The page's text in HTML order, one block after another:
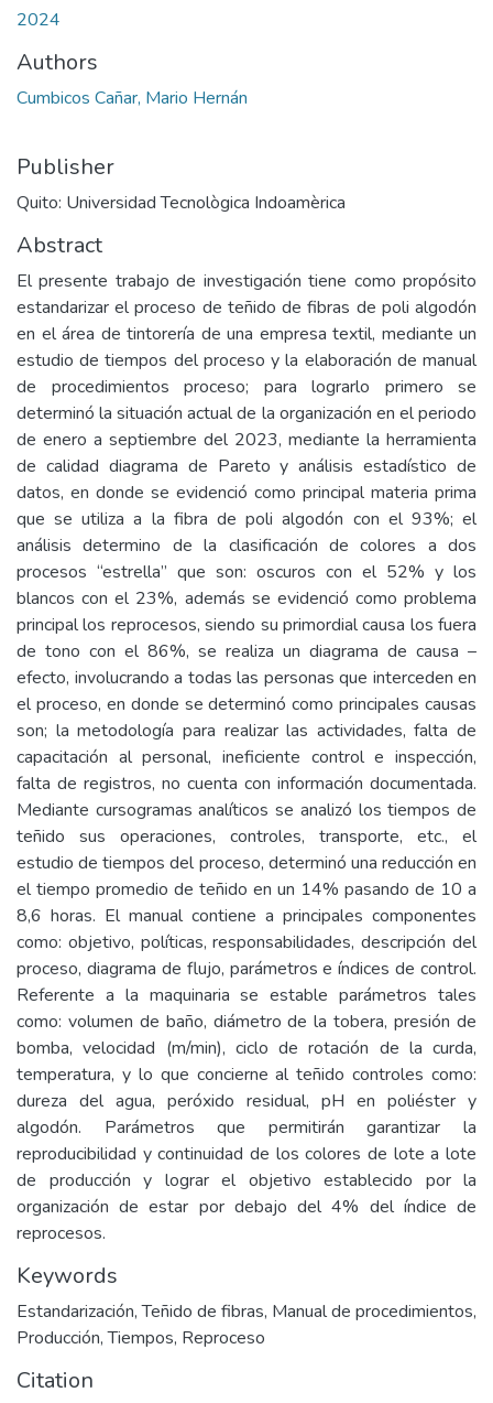
2024
Authors
Cumbicos Cañar, Mario Hernán
Publisher
Quito: Universidad Tecnològica Indoamèrica
Abstract
El presente trabajo de investigación tiene como propósito
estandarizar el proceso de teñido de fibras de poli algodón
en el área de tintorería de una empresa textil, mediante un
estudio de tiempos del proceso y la elaboración de manual
de procedimientos proceso; para lograrlo primero se
determinó la situación actual de la organización en el periodo
de enero a septiembre del 2023, mediante la herramienta
de calidad diagrama de Pareto y análisis estadístico de
datos, en donde se evidenció como principal materia prima
que se utiliza a la fibra de poli algodón con el 93%; el
análisis determino de la clasificación de colores a dos
procesos “estrella” que son: oscuros con el 52% y los
blancos con el 23%, además se evidenció como problema
principal los reprocesos, siendo su primordial causa los fuera
de tono con el 86%, se realiza un diagrama de causa –
efecto, involucrando a todas las personas que interceden en
el proceso, en donde se determinó como principales causas
son; la metodología para realizar las actividades, falta de
capacitación al personal, ineficiente control e inspección,
falta de registros, no cuenta con información documentada.
Mediante cursogramas analíticos se analizó los tiempos de
teñido sus operaciones, controles, transporte, etc., el
estudio de tiempos del proceso, determinó una reducción en
el tiempo promedio de teñido en un 14% pasando de 10 a
8,6 horas. El manual contiene a principales componentes
como: objetivo, políticas, responsabilidades, descripción del
proceso, diagrama de flujo, parámetros e índices de control.
Referente a la maquinaria se estable parámetros tales
como: volumen de baño, diámetro de la tobera, presión de
bomba, velocidad (m/min), ciclo de rotación de la curda,
temperatura, y lo que concierne al teñido controles como:
dureza del agua, peróxido residual, pH en poliéster y
algodón. Parámetros que permitirán garantizar la
reproducibilidad y continuidad de los colores de lote a lote
de producción y lograr el objetivo establecido por la
organización de estar por debajo del 4% del índice de
reprocesos.
Keywords
Estandarización,Teñido de fibras, Manual de procedimientos,
Producción,Tiempos, Reproceso
Citation